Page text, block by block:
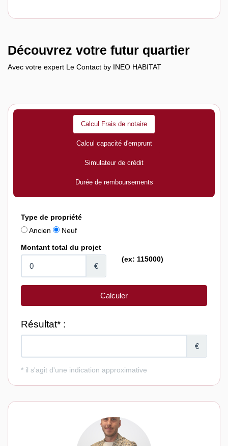
Découvrez votre futur quartier
Avec votre expert Le Contact by INEO HABITAT
Calcul Frais de notaire
Calcul capacité d'emprunt
Simulateur de crédit
Durée de remboursements